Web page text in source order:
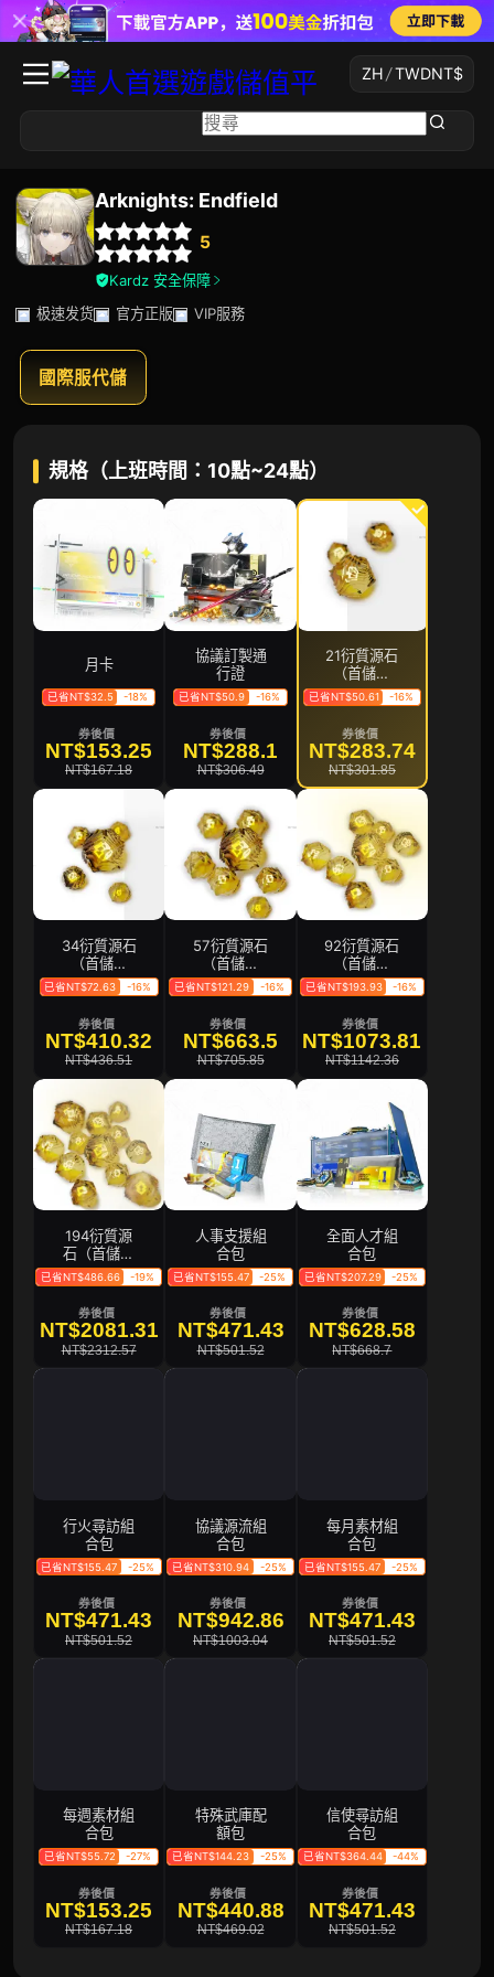
ZH/TWDNT$
Arknights: Endfield
5
Kardz 安全保障
极速发货
官方正版 VIP服務
國際服代儲
規格（上班時間：10點~24點）
月卡
已省NT$32.5 -18%
券後價
NT$153.25
NT$167.18
協議訂製通
行證
已省NT$50.9 -16%
券後價
NT$288.1
NT$306.49
21衍質源石
（首儲雙
倍）
已省NT$50.61 -16%
券後價
NT$283.74
NT$301.85
34衍質源石
（首儲雙
倍）
已省NT$72.63 -16%
券後價
NT$410.32
NT$436.51
57衍質源石
（首儲雙
倍）
已省NT$121.29 -16%
券後價
NT$663.5
NT$705.85
92衍質源石
（首儲雙
倍）
已省NT$193.93 -16%
券後價
NT$1073.81
NT$1142.36
194衍質源
石（首儲雙
倍）
已省NT$486.66 -19%
券後價
NT$2081.31
NT$2312.57
人事支援組
合包
已省NT$155.47 -25%
券後價
NT$471.43
NT$501.52
全面人才組
合包
已省NT$207.29 -25%
券後價
NT$628.58
NT$668.7
行火尋訪組
合包
已省NT$155.47 -25%
券後價
NT$471.43
NT$501.52
協議源流組
合包
已省NT$310.94 -25%
券後價
NT$942.86
NT$1003.04
每月素材組
合包
已省NT$155.47 -25%
券後價
NT$471.43
NT$501.52
每週素材組
合包
已省NT$55.72 -27%
券後價
NT$153.25
NT$167.18
特殊武庫配
額包
已省NT$144.23 -25%
券後價
NT$440.88
NT$469.02
信使尋訪組
合包
已省NT$364.44 -44%
券後價
NT$471.43
NT$501.52